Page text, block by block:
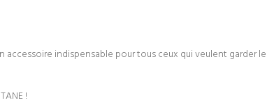
indispensable pour tous ceux qui veulent garder
!